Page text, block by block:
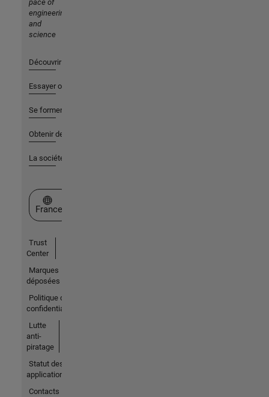
pace of
engineering
and
science
Découvrir les produits
Essayer ou acheter
Se former
Obtenir de l'aide
La société
Sélectionner un site web
France
Trust
Center
Marques
déposées
Politique de
confidentialité
Lutte
anti-
piratage
Statut des
applications
Contacts